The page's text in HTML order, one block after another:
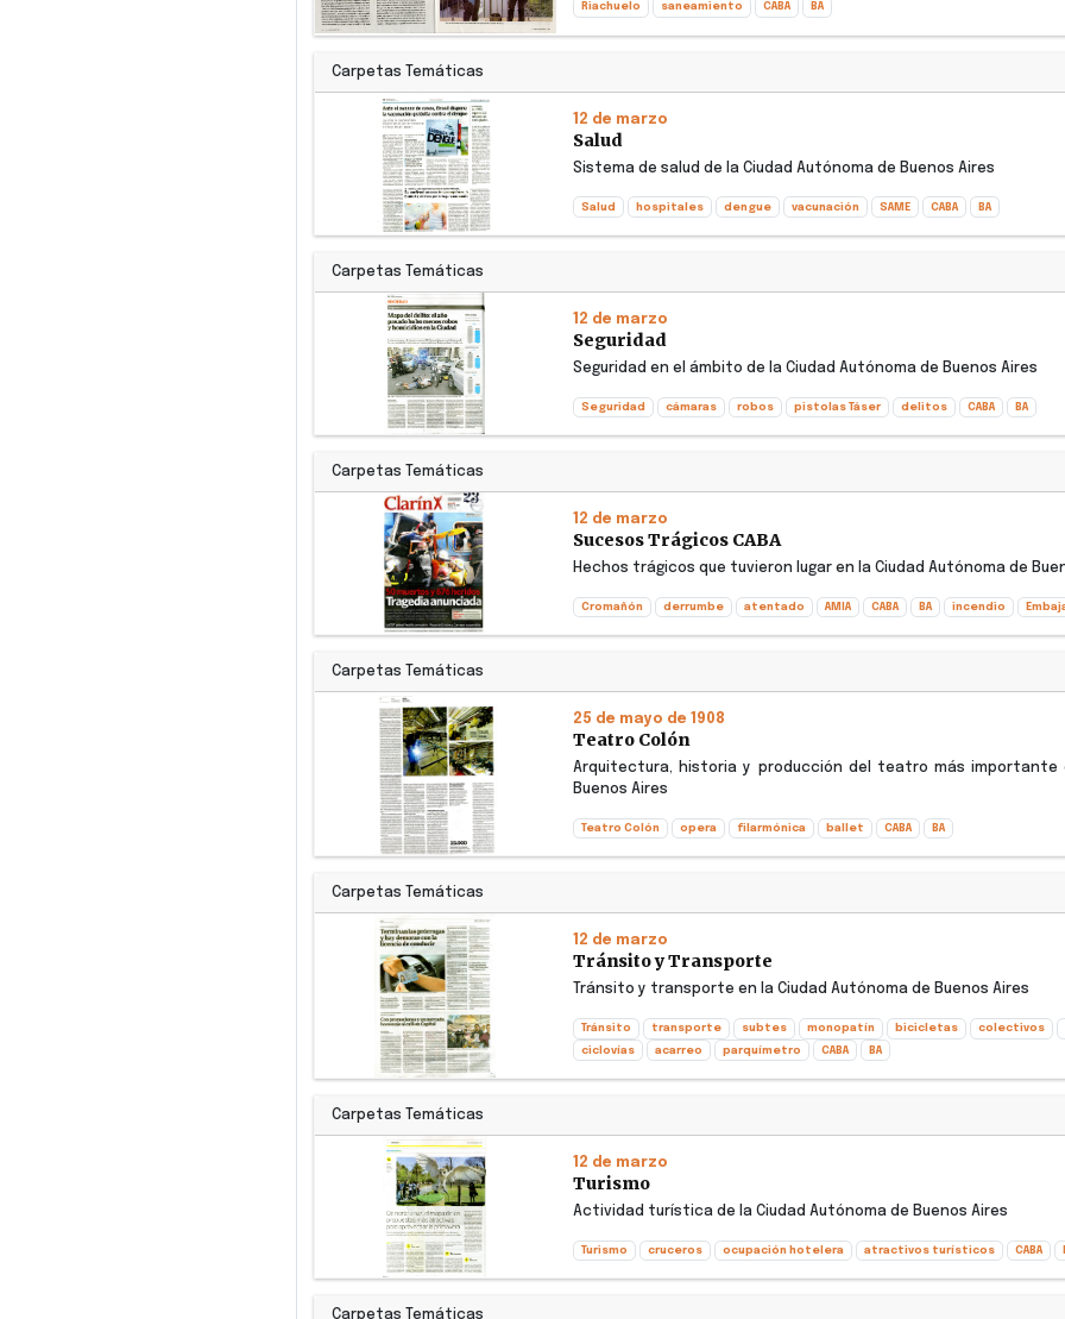
Riachuelo saneamiento CABA BA
Carpetas Temáticas
12 de marzo
Salud
Sistema de salud de la Ciudad Autónoma de Buenos Aires
Salud hospitales dengue vacunación SAME CABA BA
Carpetas Temáticas
12 de marzo
Seguridad
Seguridad en el ámbito de la Ciudad Autónoma de Buenos Aires
Seguridad cámaras robos pistolas Táser delitos CABA BA
Carpetas Temáticas
12 de marzo
Sucesos Trágicos CABA
Hechos trágicos que tuvieron lugar en la Ciudad Autónoma de
Cromañón derrumbe atentado AMIA CABA BA incendio
Carpetas Temáticas
25 de mayo de 1908
Teatro Colón
Arquitectura, historia y producción del teatro más importante
Buenos Aires
Teatro Colón opera filarmónica ballet CABA BA
Carpetas Temáticas
12 de marzo
Tránsito y Transporte
Tránsito y transporte en la Ciudad Autónoma de Buenos Aires
Tránsito transporte subtes monopatín bicicletas colectivos
ciclovías acarreo parquímetro CABA BA
Carpetas Temáticas
12 de marzo
Turismo
Actividad turística de la Ciudad Autónoma de Buenos Aires
Turismo cruceros ocupación hotelera atractivos turísticos CABA
Carpetas Temáticas